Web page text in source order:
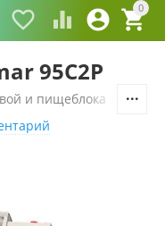
0


 
95C2P
и пищеблока